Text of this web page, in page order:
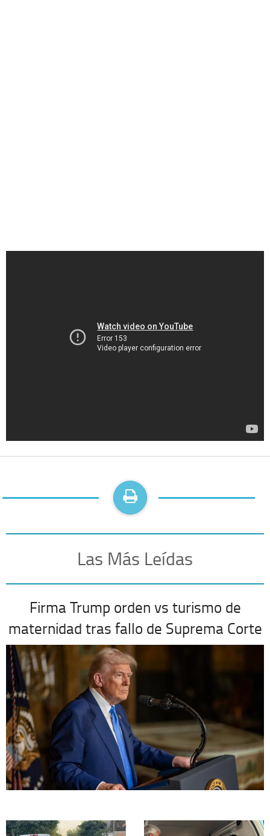
Las Más Leídas
Firma Trump orden vs turismo de
maternidad tras fallo de Suprema Corte